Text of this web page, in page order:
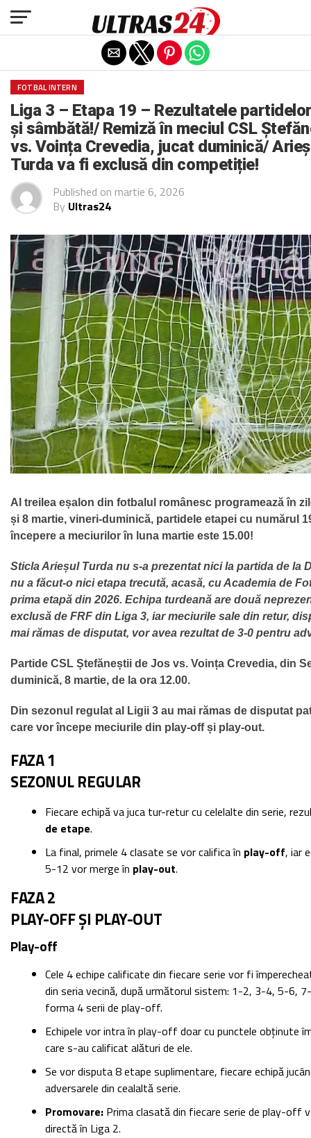
FOTBAL INTERN
Liga 3 – Etapa 19 – Rezultatele
și sâmbătă!/ Remiză în meciul CSL
vs. Voința Crevedia, jucat duminică/
Turda va fi exclusă din competiție!
Published on martie 6, 2026
By Ultras24
Al treilea eșalon din fotbalul românesc programează în
și 8 martie, vineri-duminică, partidele etapei cu numărul
începere a meciurilor în luna martie este 15.00!
Sticla Arieșul Turda nu s-a prezentat nici la partida de la
nu a făcut-o nici etapa trecută, acasă, cu Academia de
prima etapă din 2026. Echipa turdeană are două
exclusă de FRF din Liga 3, iar meciurile sale din retur,
mai rămas de disputat, vor avea rezultat de 3-0 pentru
Partide CSL Ștefăneștii de Jos vs. Voința Crevedia, din
duminică, 8 martie, de la ora 12.00.
Din sezonul regulat al Ligii 3 au mai rămas de disputat
care vor începe meciurile din play-off și play-out.
FAZA 1
SEZONUL REGULAR
Fiecare echipă va juca tur-retur cu celelalte din serie,
de etape.
La final, primele 4 clasate se vor califica în play-off, iar
5-12 vor merge în play-out.
FAZA 2
PLAY-OFF ȘI PLAY-OUT
Play-off
Cele 4 echipe calificate din fiecare serie vor fi
din seria vecină, după următorul sistem: 1-2, 3-4, 5-6,
forma 4 serii de play-off.
Echipele vor intra în play-off doar cu punctele obținute
care s-au calificat alături de ele.
Se vor disputa 8 etape suplimentare, fiecare echipă
adversarele din cealaltă serie.
Promovare: Prima clasată din fiecare serie de play-off
directă în Liga 2.
Exit mobile version